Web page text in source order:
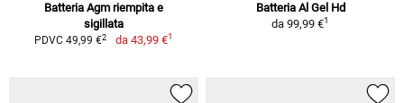
Batteria Agm riempita e
sigillata
PDVC 49,99 €2 da 43,99 €1
Batteria Al Gel Hd
da 99,99 €1